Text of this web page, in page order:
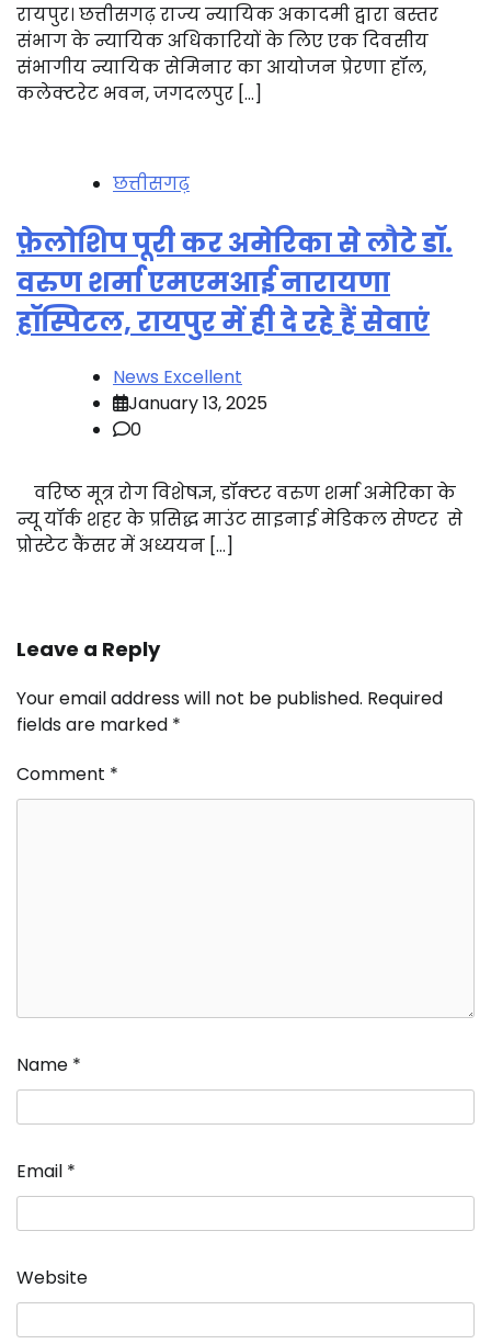
रायपुर। छत्तीसगढ़ राज्य न्यायिक अकादमी द्वारा बस्तर
संभाग के न्यायिक अधिकारियों के लिए एक दिवसीय
संभागीय न्यायिक सेमिनार का आयोजन प्रेरणा हॉल,
कलेक्टरेट भवन, जगदलपुर […]
छत्तीसगढ़
फ़ेलोशिप पूरी कर अमेरिका से लौटे डॉ.
वरुण शर्मा एमएमआई नारायणा
हॉस्पिटल, रायपुर में ही दे रहे हैं सेवाएं
News Excellent
January 13, 2025
0
वरिष्ठ मूत्र रोग विशेषज्ञ, डॉक्टर वरुण शर्मा अमेरिका के
न्यू यॉर्क शहर के प्रसिद्ध माउंट साइनाई मेडिकल सेण्टर से
प्रोस्टेट कैंसर में अध्ययन […]
Leave a Reply
Your email address will not be published. Required
fields are marked *
Comment *
Name *
Email *
Website